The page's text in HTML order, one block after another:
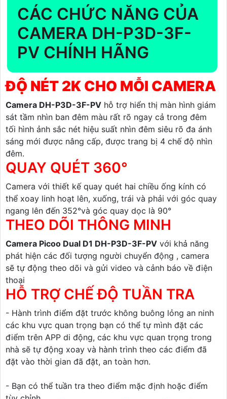
CÁC CHỨC NĂNG CỦA
CAMERA DH-P3D-3F-
PV CHÍNH HÃNG
ĐỘ NÉT 2K CHO MỖI CAMERA
Camera DH-P3D-3F-PV hỗ trợ hiển thị màn hình giám
sát tầm nhìn ban đêm màu rất rõ ngay cả trong đêm
tối hình ảnh sắc nét hiệu suất nhìn đêm siêu rõ đa ánh
sáng mới được nâng cấp, được trang bị 4 chế độ nhìn
đêm.
QUAY QUÉT 360°
Camera với thiết kế quay quét hai chiều ống kính có
thể xoay linh hoạt lên, xuống, trái và phải với góc quay
ngang lên đến 352°và góc quay dọc là 90°
THEO DÕI THÔNG MINH
Camera Picoo Dual D1 DH-P3D-3F-PV với khả năng
phát hiện các đối tượng người chuyển động , camera
sẽ tự động theo dõi và gửi video và cảnh báo về điện
thoại
HỖ TRỢ CHẾ ĐỘ TUẦN TRA
- Hành trình điểm đặt trước không buông lỏng an ninh
các khu vực quan trọng bạn có thể tự mình đặt các
điểm trên APP di động, các khu vực quan trọng trong
nhà sẽ tự động xoay và hành trình theo các điểm đã
đặt vào thời gian đã đặt, an toàn hơn.
- Bạn có thể tuần tra theo điểm mặc định hoặc điểm